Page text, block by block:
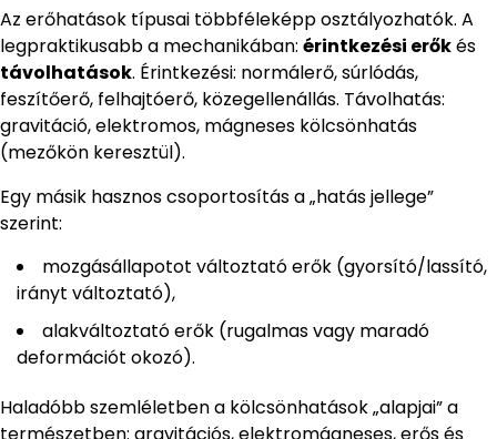
Az erőhatások típusai többféleképp osztályozhatók. A
legpraktikusabb a mechanikában: érintkezési erőkés
távolhatások. Érintkezési: normálerő, súrlódás,
feszítőerő, felhajtóerő, közegellenállás. Távolhatás:
gravitáció, elektromos, mágneses kölcsönhatás
(mezőkön keresztül).
Egy másik hasznos csoportosítás a „hatás jellege”
szerint:
mozgásállapotot változtató erők (gyorsító/lassító,
irányt változtató),
alakváltoztató erők (rugalmas vagy maradó
deformációt okozó).
Haladóbb szemléletben a kölcsönhatások „alapjai” a
természetben: gravitációs, elektromágneses, erős és